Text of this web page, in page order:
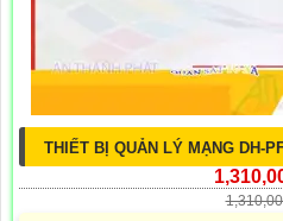
THIẾT BỊ QUẢN LÝ MẠNG DH-